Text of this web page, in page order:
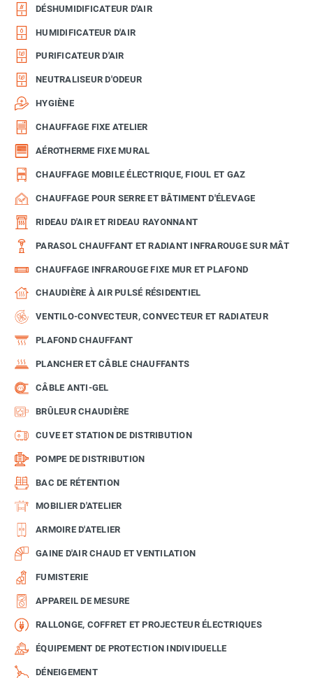
DÉSHUMIDIFICATEUR D'AIR
HUMIDIFICATEUR D'AIR
PURIFICATEUR D'AIR
NEUTRALISEUR D'ODEUR
HYGIÈNE
CHAUFFAGE FIXE ATELIER
AÉROTHERME FIXE MURAL
CHAUFFAGE MOBILE ÉLECTRIQUE, FIOUL ET GAZ
CHAUFFAGE POUR SERRE ET BÂTIMENT D'ÉLEVAGE
RIDEAU D'AIR ET RIDEAU RAYONNANT
PARASOL CHAUFFANT ET RADIANT INFRAROUGE SUR MÂT
CHAUFFAGE INFRAROUGE FIXE MUR ET PLAFOND
CHAUDIÈRE À AIR PULSÉ RÉSIDENTIEL
VENTILO-CONVECTEUR, CONVECTEUR ET RADIATEUR
PLAFOND CHAUFFANT
PLANCHER ET CÂBLE CHAUFFANTS
CÂBLE ANTI-GEL
BRÛLEUR CHAUDIÈRE
CUVE ET STATION DE DISTRIBUTION
POMPE DE DISTRIBUTION
BAC DE RÉTENTION
MOBILIER D'ATELIER
ARMOIRE D'ATELIER
GAINE D'AIR CHAUD ET VENTILATION
FUMISTERIE
APPAREIL DE MESURE
RALLONGE, COFFRET ET PROJECTEUR ÉLECTRIQUES
ÉQUIPEMENT DE PROTECTION INDIVIDUELLE
DÉNEIGEMENT